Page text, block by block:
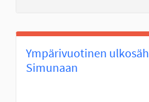
Ympärivuotinen
Simunaan